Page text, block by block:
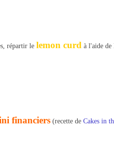
répartir le lemon curd à l'aide de
financiers (recette de Cakes in